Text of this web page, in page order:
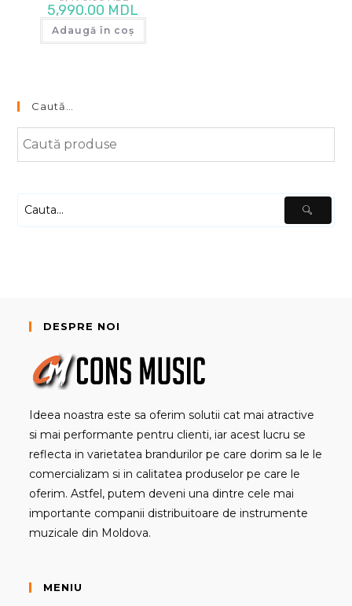
inițial
a
fost:
6,490.00 MDL.
5,990.00 MDLcurent
5,990.00 MDL.
Adaugă în coș
Caută…
DESPRE NOI
Ideea noastra este sa oferim solutii cat mai atractive
si mai performante pentru clienti, iar acest lucru se
reflecta in varietatea brandurilor pe care dorim sa le le
comercializam si in calitatea produselor pe care le
oferim. Astfel, putem deveni una dintre cele mai
importante companii distribuitoare de instrumente
muzicale din Moldova.
MENIU